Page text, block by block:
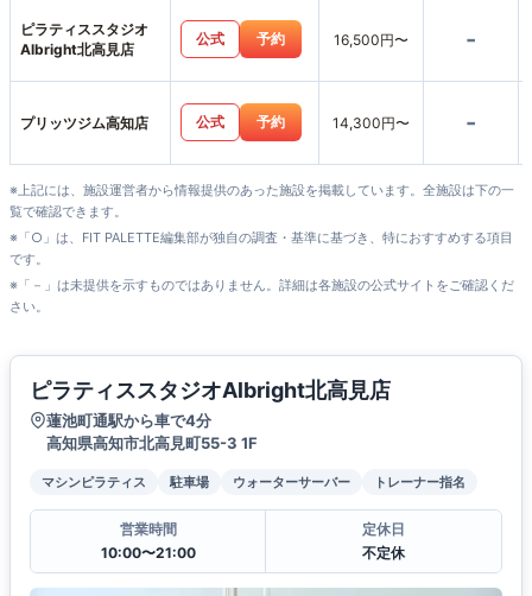
ピラティススタジオ
Albright北高見店
公式 予約 16,500円〜 -
プリッツジム高知店 公式 予約 14,300円〜 -
※上記には、施設運営者から情報提供のあった施設を掲載しています。全施設は下の一
覧で確認できます。
※「○」は、FIT PALETTE編集部が独自の調査・基準に基づき、特におすすめする項目
です。
※「－」は未提供を示すものではありません。詳細は各施設の公式サイトをご確認くだ
さい。
ピラティススタジオAlbright北高見店
蓮池町通駅から車で4分
高知県高知市北高見町55-3 1F
マシンピラティス 駐車場 ウォーターサーバー トレーナー指名
営業時間
10:00〜21:00
定休日
不定休